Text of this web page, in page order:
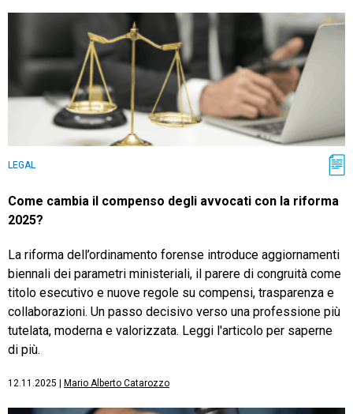
LEGAL
Come cambia il compenso degli avvocati con la riforma
2025?
La riforma dell’ordinamento forense introduce aggiornamenti
biennali dei parametri ministeriali, il parere di congruità come
titolo esecutivo e nuove regole su compensi, trasparenza e
collaborazioni. Un passo decisivo verso una professione più
tutelata, moderna e valorizzata. Leggi l'articolo per saperne
di più.
12.11.2025 Mario Alberto Catarozzo